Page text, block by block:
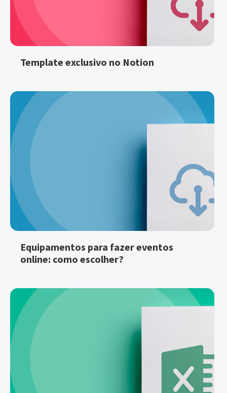
Template exclusivo no Notion
Equipamentos para fazer eventos
online: como escolher?